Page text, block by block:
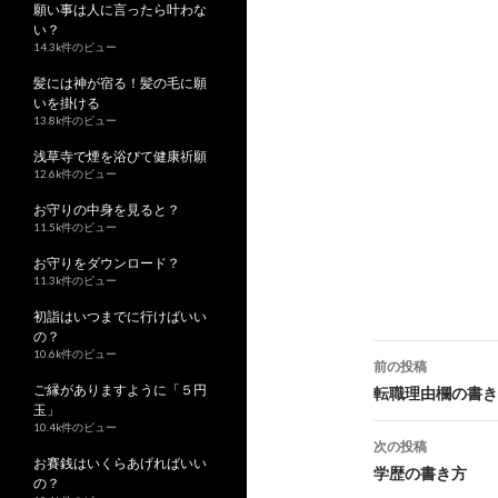
投
稿
ナ
前の投稿
転職理由欄の書
次の投稿
学歴の書き方
願い事は人に言ったら叶わな
い？
14.3k件のビュー
髪には神が宿る！髪の毛に願
いを掛ける
13.8k件のビュー
浅草寺で煙を浴びて健康祈願
12.6k件のビュー
お守りの中身を見ると？
11.5k件のビュー
お守りをダウンロード？
11.3k件のビュー
初詣はいつまでに行けばいい
の？
10.6k件のビュー
ご縁がありますように「５円
玉」
10.4k件のビュー
お賽銭はいくらあげればいい
の？